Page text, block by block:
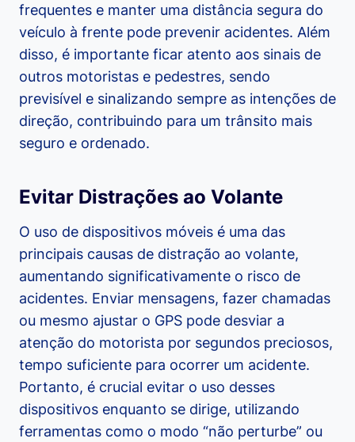
frequentes e manter uma distância segura do
veículo à frente pode prevenir acidentes. Além
disso, é importante ficar atento aos sinais de
outros motoristas e pedestres, sendo
previsível e sinalizando sempre as intenções de
direção, contribuindo para um trânsito mais
seguro e ordenado.
Evitar Distrações ao Volante
O uso de dispositivos móveis é uma das
principais causas de distração ao volante,
aumentando significativamente o risco de
acidentes. Enviar mensagens, fazer chamadas
ou mesmo ajustar o GPS pode desviar a
atenção do motorista por segundos preciosos,
tempo suficiente para ocorrer um acidente.
Portanto, é crucial evitar o uso desses
dispositivos enquanto se dirige, utilizando
ferramentas como o modo “não perturbe” ou